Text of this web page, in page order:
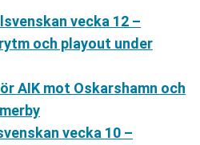
vecka 12 –
och playout under
AIK mot Oskarshamn och
vecka 10 –